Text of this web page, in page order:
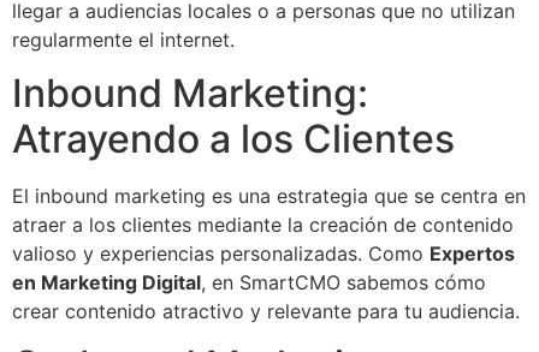
llegar a audiencias locales o a personas que no utilizan
regularmente el internet.
Inbound Marketing:
Atrayendo a los Clientes
El inbound marketing es una estrategia que se centra en
atraer a los clientes mediante la creación de contenido
valioso y experiencias personalizadas. Como Expertos
en Marketing Digital, en SmartCMO sabemos cómo
crear contenido atractivo y relevante para tu audiencia.